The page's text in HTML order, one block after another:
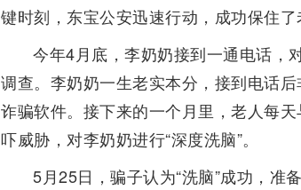
键时刻，东宝公安迅速行动，成功保住了
今年4月底，李奶奶接到一通电话，
调查。李奶奶一生老实本分，接到电话
诈骗软件。接下来的一个月里，老人每
吓威胁，对李奶奶进行“深度洗脑”。
5月25日，骗子认为“洗脑”成功，准